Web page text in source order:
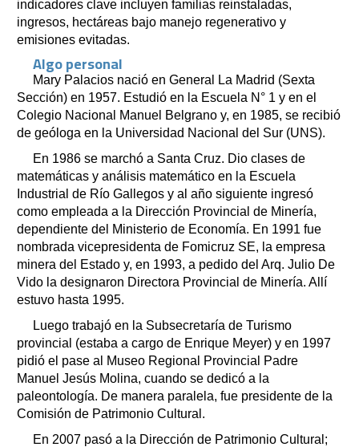
indicadores clave incluyen familias reinstaladas,
ingresos, hectáreas bajo manejo regenerativo y
emisiones evitadas.
Algo personal
Mary Palacios nació en General La Madrid (Sexta
Sección) en 1957. Estudió en la Escuela N° 1 y en el
Colegio Nacional Manuel Belgrano y, en 1985, se recibió
de geóloga en la Universidad Nacional del Sur (UNS).
En 1986 se marchó a Santa Cruz. Dio clases de
matemáticas y análisis matemático en la Escuela
Industrial de Río Gallegos y al año siguiente ingresó
como empleada a la Dirección Provincial de Minería,
dependiente del Ministerio de Economía. En 1991 fue
nombrada vicepresidenta de Fomicruz SE, la empresa
minera del Estado y, en 1993, a pedido del Arq. Julio De
Vido la designaron Directora Provincial de Minería. Allí
estuvo hasta 1995.
Luego trabajó en la Subsecretaría de Turismo
provincial (estaba a cargo de Enrique Meyer) y en 1997
pidió el pase al Museo Regional Provincial Padre
Manuel Jesús Molina, cuando se dedicó a la
paleontología. De manera paralela, fue presidente de la
Comisión de Patrimonio Cultural.
En 2007 pasó a la Dirección de Patrimonio Cultural;